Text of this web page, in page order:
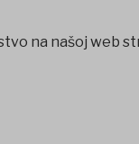
na našoj web